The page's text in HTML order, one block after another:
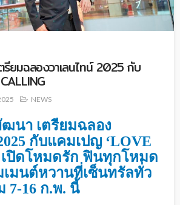
ยมฉลองวาเลนไทน์ 2025 กับ
NEWS
นา เตรียมฉลอง
กับแคมเปญ ‘LOVE
เปิดโหมดรัก ฟินทุกโหมด
เมนต์หวานที่เซ็นทรัลทั่ว
7-16 ก.พ. นี้